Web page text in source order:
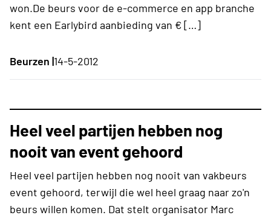
won.De beurs voor de e-commerce en app branche
kent een Earlybird aanbieding van € […]
Beurzen |14-5-2012
Heel veel partijen hebben nog
nooit van event gehoord
Heel veel partijen hebben nog nooit van vakbeurs
event gehoord, terwijl die wel heel graag naar zo'n
beurs willen komen. Dat stelt organisator Marc